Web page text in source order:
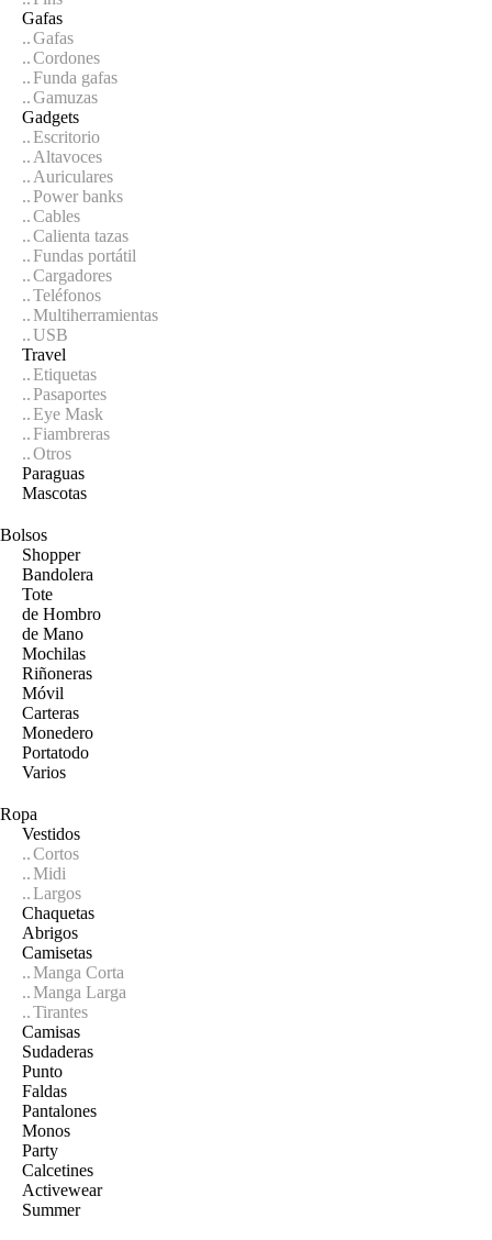
Gafas
Gafas
Cordones
Funda gafas
Gamuzas
Gadgets
Escritorio
Altavoces
Auriculares
Power banks
Cables
Calienta tazas
Fundas portátil
Cargadores
Teléfonos
Multiherramientas
USB
Travel
Etiquetas
Pasaportes
Eye Mask
Fiambreras
Otros
Paraguas
Mascotas
Bolsos
Shopper
Bandolera
Tote
de Hombro
de Mano
Mochilas
Riñoneras
Móvil
Carteras
Monedero
Portatodo
Varios
Ropa
Vestidos
Cortos
Midi
Largos
Chaquetas
Abrigos
Camisetas
Manga Corta
Manga Larga
Tirantes
Camisas
Sudaderas
Punto
Faldas
Pantalones
Monos
Party
Calcetines
Activewear
Summer